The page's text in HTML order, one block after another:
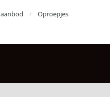
Oproepjes